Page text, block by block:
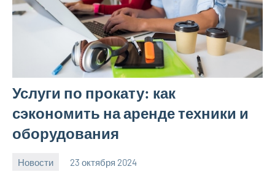
Услуги по прокату: как
сэкономить на аренде техники и
оборудования
Новости 23 октября 2024